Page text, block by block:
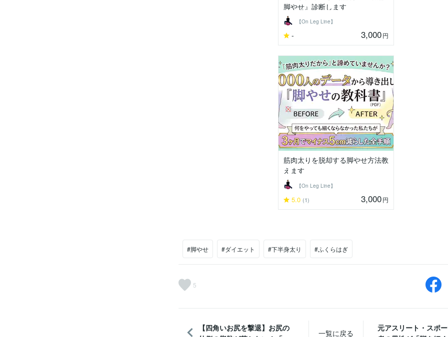
脚やせ』診断します
【On Leg Line】
- 3,000円
筋肉太りを脱却する脚やせ方法教
えます
【On Leg Line】
5.0 (1) 3,000円
#脚やせ #ダイエット #下半身太り #ふくらはぎ
5
【四角いお尻を撃退】お尻の
一覧に戻る
元アスリート・スポ